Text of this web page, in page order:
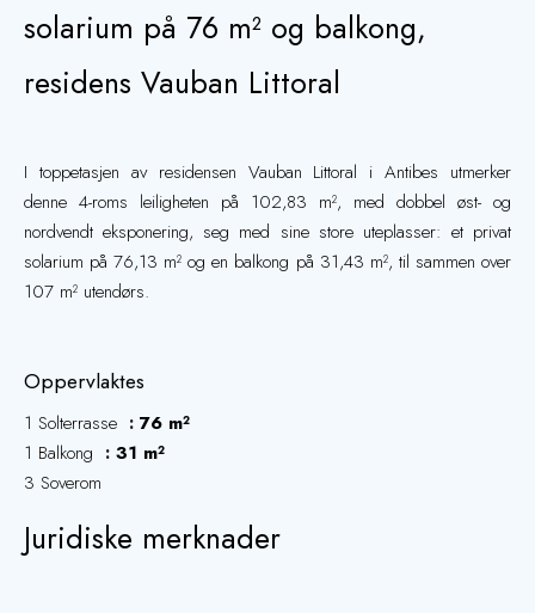
solarium på 76 m² og balkong,
residens Vauban Littoral
I toppetasjen av residensen Vauban Littoral i Antibes utmerker
denne 4-roms leiligheten på 102,83 m², med dobbel øst- og
nordvendt eksponering, seg med sine store uteplasser: et privat
solarium på 76,13 m² og en balkong på 31,43 m², til sammen over
107 m² utendørs.
Oppervlaktes
1 Solterrasse
76 m²
1 Balkong
31 m²
3 Soverom
Juridiske merknader